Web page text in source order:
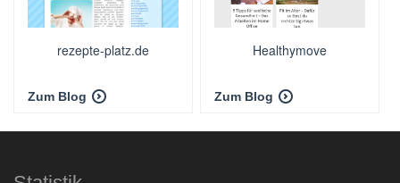
rezepte-platz.de
Zum Blog
Healthymove
Zum Blog